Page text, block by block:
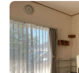
磐田A邸
静岡県 戸建て
【スポーツのまち】
りだくさん、猫も待
この家からの距離 44km